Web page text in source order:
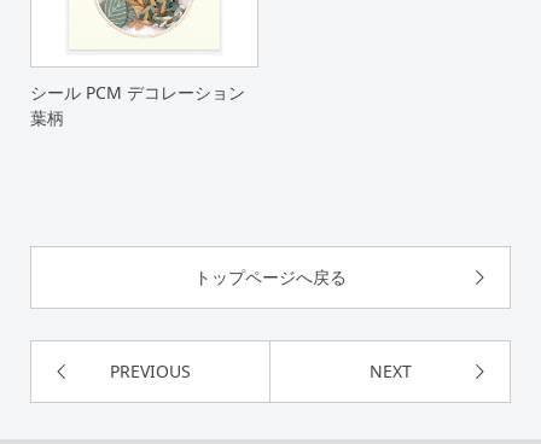
シール PCM デコレーション
葉柄
トップページへ戻る
PREVIOUS NEXT